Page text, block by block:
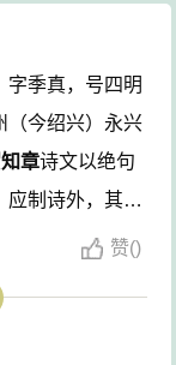
季真，号四明
（今绍兴）永兴
章诗文以绝句
应制诗外，其写
特，清新潇洒，
乡偶书》两首
今尚存录入
...
赞()